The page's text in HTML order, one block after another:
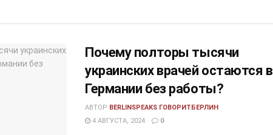
Почему полторы тысячи
украинских врачей остаются в
Германии без работы?
АВТОР BERLINSPEAKS ГОВОРИТБЕРЛИН
4 АВГУСТА, 2024
0